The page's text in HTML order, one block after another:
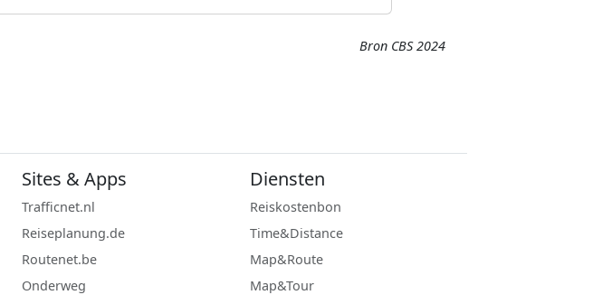
Bron CBS 2024
Sites & Apps
Trafficnet.nl
Reiseplanung.de
Routenet.be
Onderweg
Diensten
Reiskostenbon
Time&Distance
Map&Route
Map&Tour